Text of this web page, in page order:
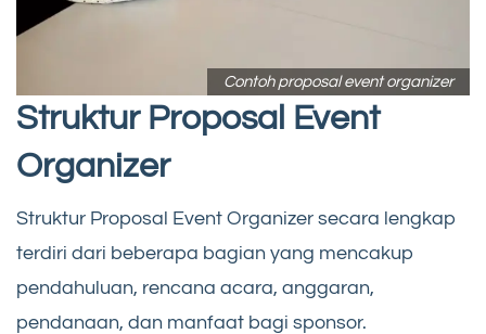
Contoh proposal event organizer
Struktur Proposal Event
Organizer
Struktur Proposal Event Organizer secara lengkap
terdiri dari beberapa bagian yang mencakup
pendahuluan, rencana acara, anggaran,
pendanaan, dan manfaat bagi sponsor.